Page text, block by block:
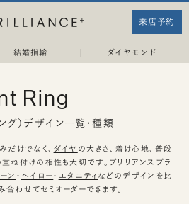
来店予約
結婚指輪 | ダイヤモンド
Ring
グ）デザイン一覧・種類
けでなく、 ダイヤ の大きさ、着け心地、普段
ね付けの相性も大切です。ブリリアンスプラ
ン ・ ヘイロー・ エタニティ などのデザインを比
合わせてセミオーダーできます。